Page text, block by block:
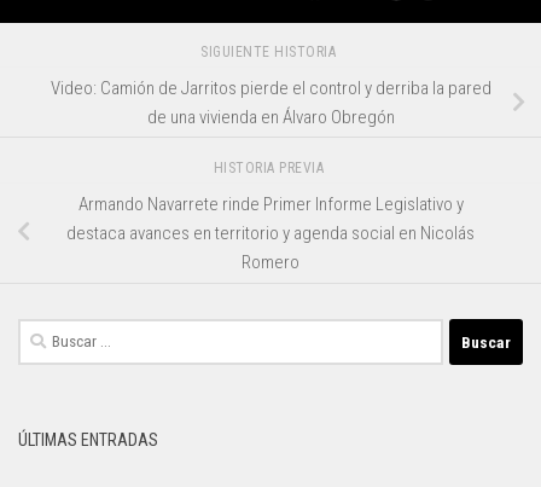
SIGUIENTE HISTORIA
Video: Camión de Jarritos pierde el control y derriba la pared
de una vivienda en Álvaro Obregón
HISTORIA PREVIA
Armando Navarrete rinde Primer Informe Legislativo y
destaca avances en territorio y agenda social en Nicolás
Romero
Buscar:
ÚLTIMAS ENTRADAS